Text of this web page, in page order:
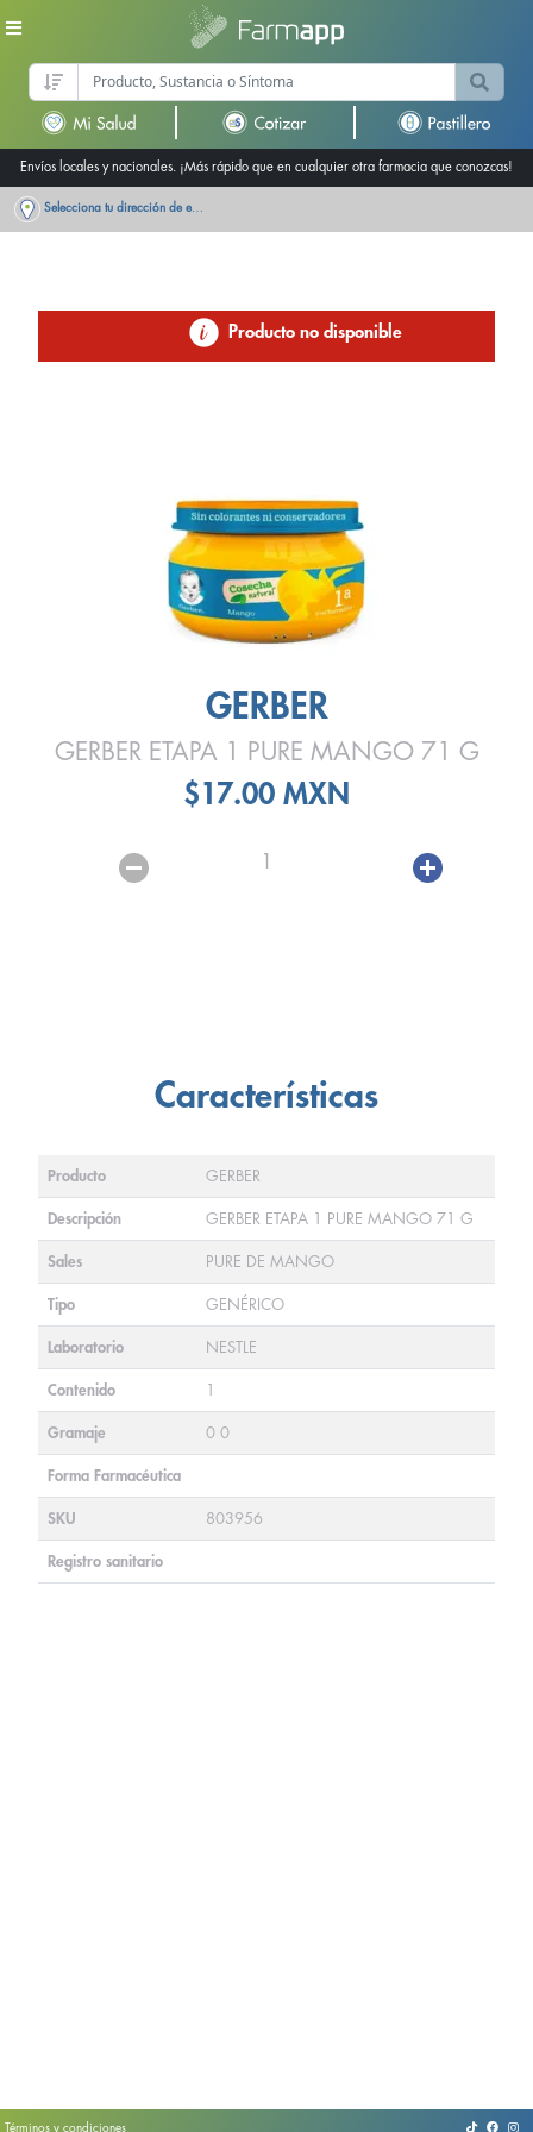
Envíos locales y nacionales. ¡Más rápido que en cualquier otra farmacia que conozcas!
Selecciona tu dirección de entrega
Producto no disponible
GERBER
GERBER ETAPA 1 PURE MANGO 71 G
$17.00 MXN
1
Características
Producto GERBER
Descripción GERBER ETAPA 1 PURE MANGO 71 G
Sales PURE DE MANGO
Tipo GENÉRICO
Laboratorio NESTLE
Contenido 1
Gramaje 0 0
Forma Farmacéutica
SKU 803956
Registro sanitario
Términos y condiciones